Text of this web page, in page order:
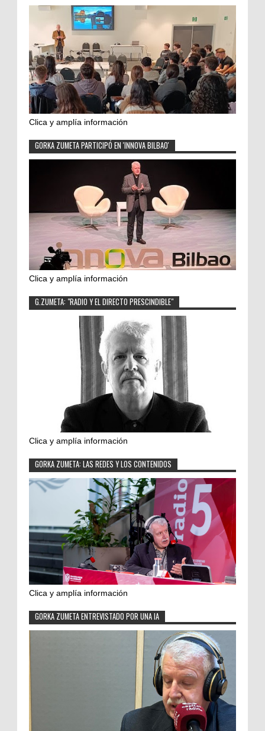
Clica y amplía información
GORKA ZUMETA PARTICIPÓ EN 'INNOVA BILBAO'
Clica y amplía información
G.ZUMETA: "RADIO Y EL DIRECTO PRESCINDIBLE"
Clica y amplía información
GORKA ZUMETA: LAS REDES Y LOS CONTENIDOS
Clica y amplía información
GORKA ZUMETA ENTREVISTADO POR UNA IA